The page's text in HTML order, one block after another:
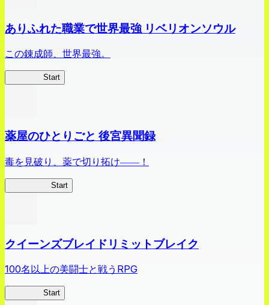
ありふれた職業で世界最強 リベリオンソウル
この錬成師、世界最強。
Start
薬屋のひとりごと 後宮異聞録
毒を見破り、薬で切り拓け――！
Start
クイーンズブレイドリミットブレイク
100名以上の美闘士と戦うRPG
Start